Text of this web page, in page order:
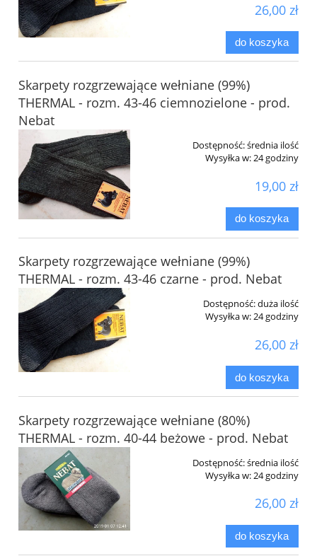
26,00 zł
do koszyka
Skarpety rozgrzewające wełniane (99%)
THERMAL - rozm. 43-46 ciemnozielone - prod.
Nebat
Dostępność:średnia ilość
Wysyłka w:24 godziny
19,00 zł
do koszyka
Skarpety rozgrzewające wełniane (99%)
THERMAL - rozm. 43-46 czarne - prod. Nebat
Dostępność:duża ilość
Wysyłka w:24 godziny
26,00 zł
do koszyka
Skarpety rozgrzewające wełniane (80%)
THERMAL - rozm. 40-44 beżowe - prod. Nebat
Dostępność:średnia ilość
Wysyłka w:24 godziny
26,00 zł
do koszyka